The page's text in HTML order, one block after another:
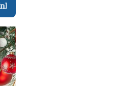
Jembatan Perintis